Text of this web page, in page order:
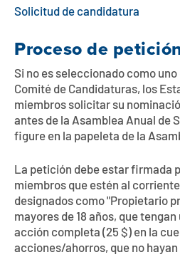
Solicitud de candidatura
Proceso de
Si no es seleccionado como uno
Comité de Candidaturas, los
miembros solicitar su
antes de la Asamblea Anual de
figure en la papeleta de la
La petición debe estar firmada
miembros que estén al
designados como "Propietario
mayores de 18 años, que
acción completa (25 $) en la
acciones/ahorros, que no